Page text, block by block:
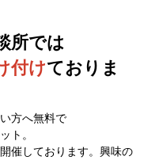
所では
付けておりま
方へ無料で
ト。
催しております。興味の